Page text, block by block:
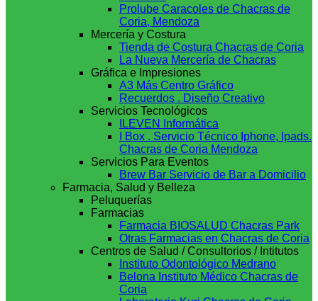
Prolube Caracoles de Chacras de
Coria, Mendoza
Mercería y Costura
Tienda de Costura Chacras de Coria
La Nueva Mercería de Chacras
Gráfica e Impresiones
A3 Más Centro Gráfico
Recuerdos . Diseño Creativo
Servicios Tecnológicos
ILEVEN Informática
I Box . Servicio Técnico Iphone, Ipads.
Chacras de Coria Mendoza
Servicios Para Eventos
Brew Bar Servicio de Bar a Domicilio
Farmacia, Salud y Belleza
Peluquerías
Farmacias
Farmacia BIOSALUD Chacras Park
Otras Farmacias en Chacras de Coria
Centros de Salud / Consultorios / Intitutos
Instituto Odontológico Medrano
Belona Instituto Médico Chacras de
Coria